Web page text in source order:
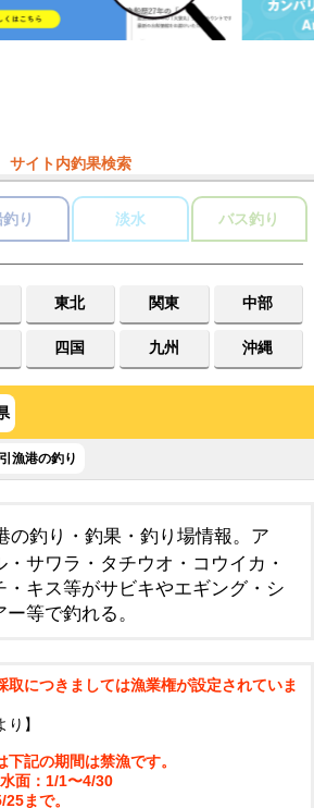
サイト内釣果検索
り 淡水 バス釣り
東北 関東 中部
四国 九州 沖縄
漁港の釣り
の釣り・釣果・釣り場情報。ア
サワラ・タチウオ・コウイカ・
・キス等がサビキやエギング・シ
等で釣れる。
取につきましては漁業権が設定されていま
】
記の期間は禁漁です。
面：1/1〜4/30
まで。